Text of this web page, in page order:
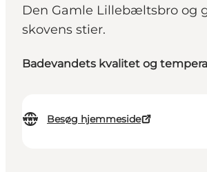
Den Gamle Lillebæltsbro og
skovens stier.
Badevandets kvalitet og
Besøg hjemmeside